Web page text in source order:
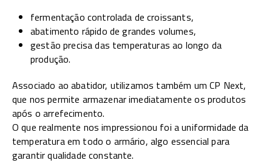
fermentação controlada de croissants,
abatimento rápido de grandes volumes,
gestão precisa das temperaturas ao longo da
produção.
Associado ao abatidor, utilizamos também um CP Next,
que nos permite armazenar imediatamente os produtos
após o arrefecimento.
O que realmente nos impressionou foi a uniformidade da
temperatura em todo o armário, algo essencial para
garantir qualidade constante.